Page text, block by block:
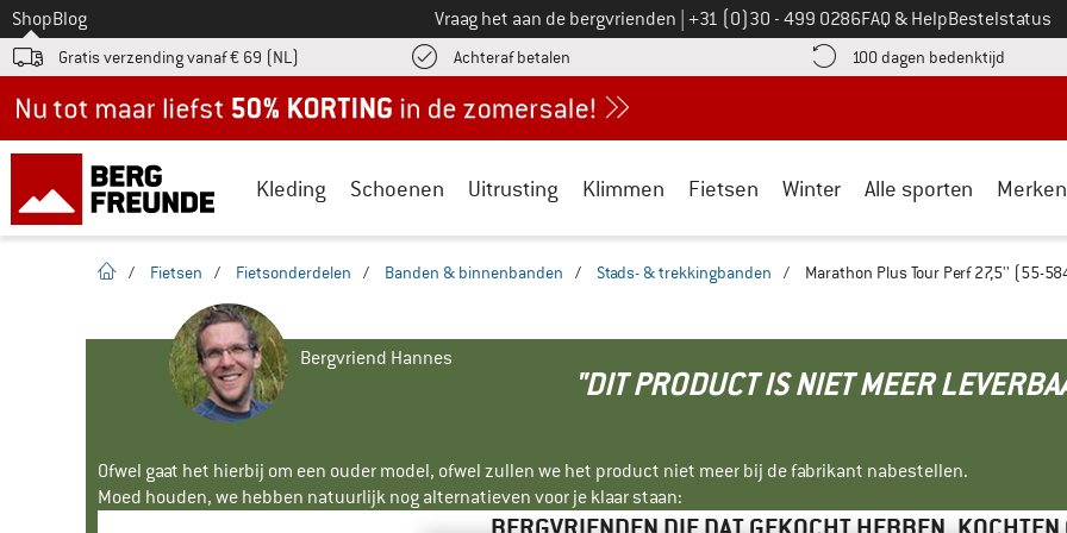
Naar
ShopBlog Vraag het aan de bergvrienden Bel ons op
+31 (0)30 - 499 0286FAQ & HelpBestelstatus
Gratis verzending vanaf € 69 (NL) Achteraf betalen vind de betalingsinformatie hier! Opent in een infovak
100 dagen bedenktijd Vind
Kleding Schoenen Uitrusting Klimmen Fietsen Winter Alle sporten Merken
Startpagina
/ Fietsen / Fietsonderdelen / Banden & binnenbanden / Stads- & trekkingbanden / Marathon Plus Tour Perf 27,5'' (55-
Bergvriend Hannes
"DIT PRODUCT IS NIET MEER
Ofwel gaat het hierbij om een ouder model, ofwel zullen we het product niet meer bij de fabrikant nabestellen.
Moed houden, we hebben natuurlijk nog alternatieven voor je klaar staan: